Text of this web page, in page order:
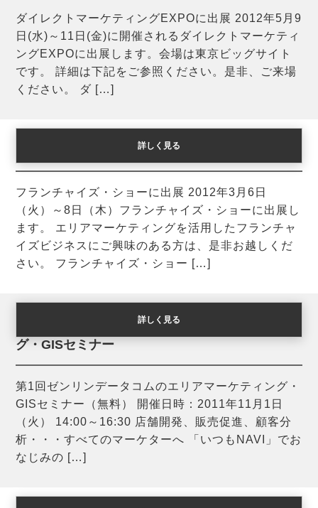
ダイレクトマーケティングEXPOに出展 2012年5月9
日(水)～11日(金)に開催されるダイレクトマーケティ
ングEXPOに出展します。会場は東京ビッグサイト
です。 詳細は下記をご参照ください。是非、ご来場
ください。 ダ […]
詳しく見る
フランチャイズ・ショーに出展
フランチャイズ・ショーに出展 2012年3月6日
（火）～8日（木）フランチャイズ・ショーに出展し
ます。 エリアマーケティングを活用したフランチャ
イズビジネスにご興味のある方は、是非お越しくだ
さい。 フランチャイズ・ショー […]
詳しく見る
第1回ゼンリンデータコムのエリアマーケティン
グ・GISセミナー
第1回ゼンリンデータコムのエリアマーケティング・
GISセミナー（無料） 開催日時：2011年11月1日
（火） 14:00～16:30 店舗開発、販売促進、顧客分
析・・・すべてのマーケターへ 「いつもNAVI」でお
なじみの […]